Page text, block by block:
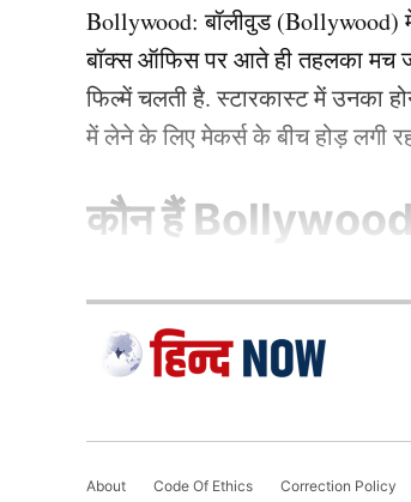
बारबाडोस (Barbados) के बाएँ हाथ
हुए मात्र 11 रन देकर 7 विकेट
पेड्रो कोलिन्स (Pedro Collins) के
बारबाडोस ने 8
Bollywood:बॉलीवुड (Bollywood)
बॉक्स ऑफिस पर आते ही तहलका मच
फिल्में चलती है. स्टारकास्ट में उनका
में लेने के लिए मेकर्स के बीच होड़ लगी
कौन हैंBollywood
1.दीपिका
About Code Of Ethics Correction Policy